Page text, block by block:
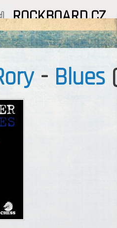
ROCKBOARD.CZ
- Blues